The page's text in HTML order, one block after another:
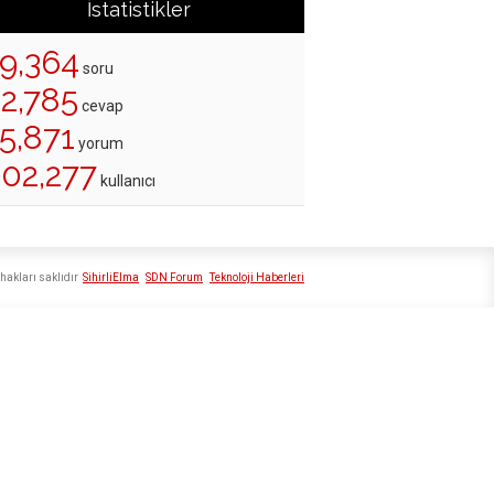
İstatistikler
soru
cevap
yorum
kullanıcı
SihirliElma SDN Forum Teknoloji Haberleri
saklıdır